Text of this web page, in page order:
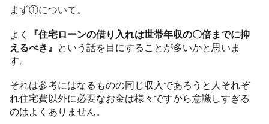
まず①について。
よく
『住宅ローンの借り入れは世帯年収の〇倍までに抑
えるべき』 という話を目にすることが多いかと思いま
す。
それは参考にはなるものの同じ収入であろうと人それぞ
れ住宅費以外に必要なお金は様々ですから意識しすぎる
のはよくありません。